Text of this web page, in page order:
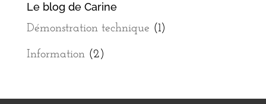
Le blog de Carine
Démonstration technique (1)
Information(2)